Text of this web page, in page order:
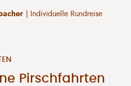
| Individuelle Rundreise
Pirschfahrten